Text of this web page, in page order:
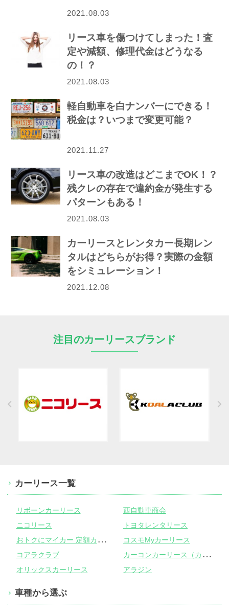
2021.08.03
リース車を傷つけてしまった！査
定や減額、修理代金はどうなる
の！？
2021.08.03
軽自動車を白ナンバーにできる！
税金は？いつまで変更可能？
2021.11.27
リース車の改造はどこまでOK！？
残クレの存在で違約金が発生する
パターンもある！
2021.08.03
カーリースとレンタカー長期レン
タルはどちらがお得？実際の金額
をシミュレーション！
2021.12.08
注目のカーリースブランド
カーリース一覧
リボーンカーリース
西自動車商会
ニコリース
トヨタレンタリース
お
トクにマイカー 定額カルモくん
コスモMyカーリース
コアラクラブ
カ
ーコンカーリース（カーコンビニ倶楽部）
オリックスカーリース アラジン
車種から選ぶ